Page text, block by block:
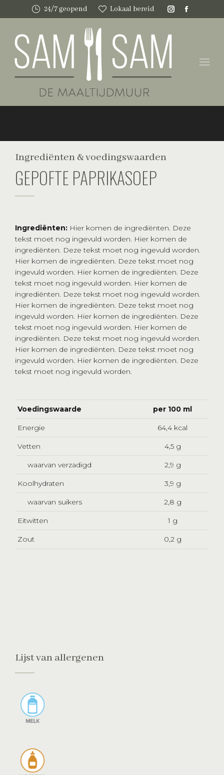
24/7 geopend Lokaal bereid
Instagram
new
Ingrediënten & voedingswaarden
GEPOFTE PAPRIKASOEP
Ingrediënten: Hier komen de ingrediënten. Deze
tekst moet nog ingevuld worden. Hier komen de
ingrediënten. Deze tekst moet nog ingevuld worden.
Hier komen de ingrediënten. Deze tekst moet nog
ingevuld worden. Hier komen de ingrediënten. Deze
tekst moet nog ingevuld worden. Hier komen de
ingrediënten. Deze tekst moet nog ingevuld worden.
Hier komen de ingrediënten. Deze tekst moet nog
ingevuld worden. Hier komen de ingrediënten. Deze
tekst moet nog ingevuld worden. Hier komen de
ingrediënten. Deze tekst moet nog ingevuld worden.
Hier komen de ingrediënten. Deze tekst moet nog
ingevuld worden. Hier komen de ingrediënten. Deze
tekst moet nog ingevuld worden.
Voedingswaarde per 100 ml
Energie 64,4 kcal
Vetten 4,5 g
waarvan verzadigd 2,9 g
Koolhydraten 3,9 g
waarvan suikers 2,8 g
Eitwitten 1 g
Zout 0,2 g
Lijst van allergenen